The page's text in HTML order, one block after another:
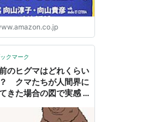
クマーク
のヒグマはどれくらい
クマたちが人間界に
きた場合の図で実感 |